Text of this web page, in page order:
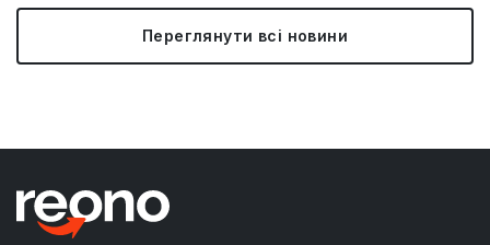
Переглянути всі новини